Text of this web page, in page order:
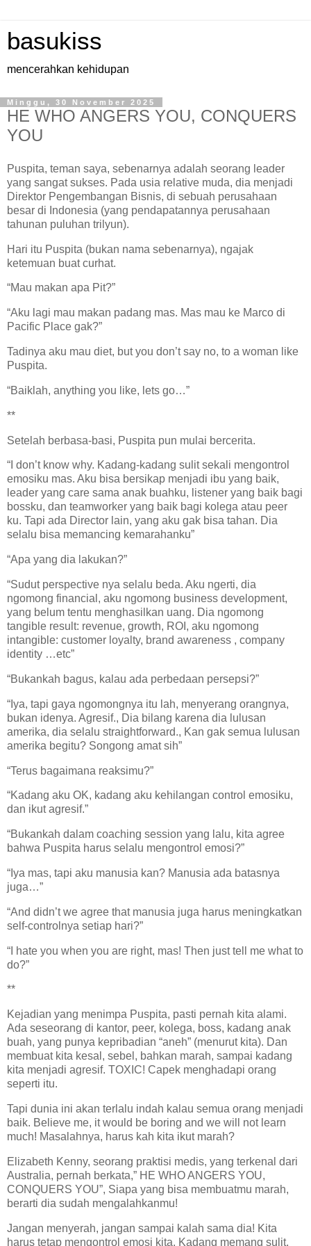
basukiss
mencerahkan kehidupan
Minggu, 30 November 2025
HE WHO ANGERS YOU, CONQUERS
YOU
Puspita, teman saya, sebenarnya adalah seorang leader
yang sangat sukses. Pada usia relative muda, dia menjadi
Direktor Pengembangan Bisnis, di sebuah perusahaan
besar di Indonesia (yang pendapatannya perusahaan
tahunan puluhan trilyun).
Hari itu Puspita (bukan nama sebenarnya), ngajak
ketemuan buat curhat.
“Mau makan apa Pit?”
“Aku lagi mau makan padang mas. Mas mau ke Marco di
Pacific Place gak?”
Tadinya aku mau diet, but you don’t say no, to a woman like
Puspita.
“Baiklah, anything you like, lets go…”
**
Setelah berbasa-basi, Puspita pun mulai bercerita.
“I don’t know why. Kadang-kadang sulit sekali mengontrol
emosiku mas. Aku bisa bersikap menjadi ibu yang baik,
leader yang care sama anak buahku, listener yang baik bagi
bossku, dan teamworker yang baik bagi kolega atau peer
ku. Tapi ada Director lain, yang aku gak bisa tahan. Dia
selalu bisa memancing kemarahanku”
“Apa yang dia lakukan?”
“Sudut perspective nya selalu beda. Aku ngerti, dia
ngomong financial, aku ngomong business development,
yang belum tentu menghasilkan uang. Dia ngomong
tangible result: revenue, growth, ROI, aku ngomong
intangible: customer loyalty, brand awareness , company
identity …etc”
“Bukankah bagus, kalau ada perbedaan persepsi?”
“Iya, tapi gaya ngomongnya itu lah, menyerang orangnya,
bukan idenya. Agresif., Dia bilang karena dia lulusan
amerika, dia selalu straightforward., Kan gak semua lulusan
amerika begitu? Songong amat sih”
“Terus bagaimana reaksimu?”
“Kadang aku OK, kadang aku kehilangan control emosiku,
dan ikut agresif.”
“Bukankah dalam coaching session yang lalu, kita agree
bahwa Puspita harus selalu mengontrol emosi?”
“Iya mas, tapi aku manusia kan? Manusia ada batasnya
juga…”
“And didn’t we agree that manusia juga harus meningkatkan
self-controlnya setiap hari?”
“I hate you when you are right, mas! Then just tell me what to
do?”
**
Kejadian yang menimpa Puspita, pasti pernah kita alami.
Ada seseorang di kantor, peer, kolega, boss, kadang anak
buah, yang punya kepribadian “aneh” (menurut kita). Dan
membuat kita kesal, sebel, bahkan marah, sampai kadang
kita menjadi agresif. TOXIC! Capek menghadapi orang
seperti itu.
Tapi dunia ini akan terlalu indah kalau semua orang menjadi
baik. Believe me, it would be boring and we will not learn
much! Masalahnya, harus kah kita ikut marah?
Elizabeth Kenny, seorang praktisi medis, yang terkenal dari
Australia, pernah berkata,” HE WHO ANGERS YOU,
CONQUERS YOU”, Siapa yang bisa membuatmu marah,
berarti dia sudah mengalahkanmu!
Jangan menyerah, jangan sampai kalah sama dia! Kita
harus tetap mengontrol emosi kita. Kadang memang sulit,